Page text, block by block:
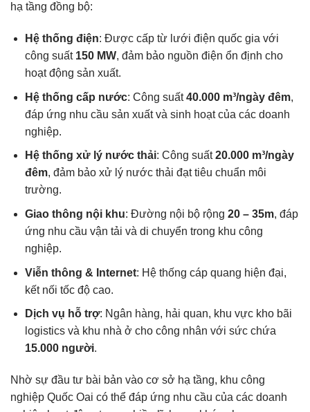
hạ tầng đồng bộ:
Hệ thống điện: Được cấp từ lưới điện quốc gia với
công suất 150 MW, đảm bảo nguồn điện ổn định cho
hoạt động sản xuất.
Hệ thống cấp nước: Công suất40.000 m³/ngày đêm,
đáp ứng nhu cầu sản xuất và sinh hoạt của các doanh
nghiệp.
Hệ thống xử lý nước thải: Công suất20.000 m³/ngày
đêm, đảm bảo xử lý nước thải đạt tiêu chuẩn môi
trường.
Giao thông nội khu: Đường nội bộ rộng 20 – 35m, đáp
ứng nhu cầu vận tải và di chuyển trong khu công
nghiệp.
Viễn thông & Internet: Hệ thống cáp quang hiện đại,
kết nối tốc độ cao.
Dịch vụ hỗ trợ: Ngân hàng, hải quan, khu vực kho bãi
logistics và khu nhà ở cho công nhân với sức chứa
15.000 người.
Nhờ sự đầu tư bài bản vào cơ sở hạ tầng, khu công
nghiệp Quốc Oai có thể đáp ứng nhu cầu của các doanh